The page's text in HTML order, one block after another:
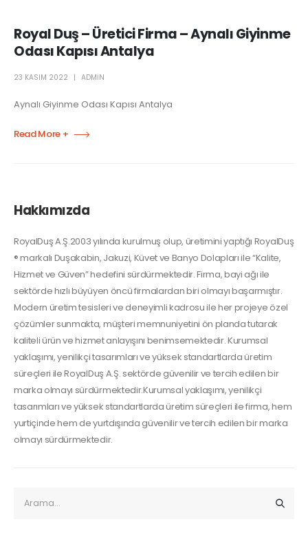
Royal Duş – Üretici Firma – Aynalı Giyinme
Odası Kapısı Antalya
23 KASIM 2022 ADMIN
Aynalı Giyinme Odası Kapısı Antalya
Read More +
Hakkımızda
RoyalDuş A.Ş.2003 yılında kurulmuş olup, üretimini yaptığı RoyalDuş
® markalı Duşakabin, Jakuzi, Küvet ve Banyo Dolapları ile “Kalite,
Hizmet ve Güven” hedefini sürdürmektedir. Firma, bayi ağı ile
sektörde hızlı büyüyen öncü firmalardan biri olmayı başarmıştır.
Modern üretim tesisleri ve deneyimli kadrosu ile her projeye özel
çözümler sunmakta, müşteri memnuniyetini ön planda tutarak
kaliteli ürün ve hizmet anlayışını benimsemektedir. Kurumsal
yaklaşımı, yenilikçi tasarımları ve yüksek standartlarda üretim
süreçleri ile RoyalDuş A.Ş. sektörde güvenilir ve tercih edilen bir
marka olmayı sürdürmektedir.Kurumsal yaklaşımı, yenilikçi
tasarımları ve yüksek standartlarda üretim süreçleri ile firma, hem
yurtiçinde hem de yurtdışında güvenilir ve tercih edilen bir marka
olmayı sürdürmektedir.